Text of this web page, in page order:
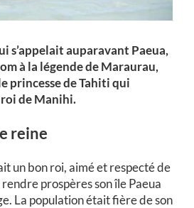
s’appelait auparavant Paeua,
à la légende de Maraurau,
princesse de Tahiti qui
de Manihi.
reine
un bon roi, aimé et respecté de
prospères son île Paeua
La population était fière de son